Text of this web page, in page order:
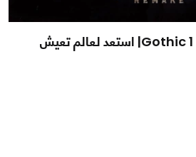
مراجعة لعبة Gothic 1 Remake| استعد لعالم تعيش